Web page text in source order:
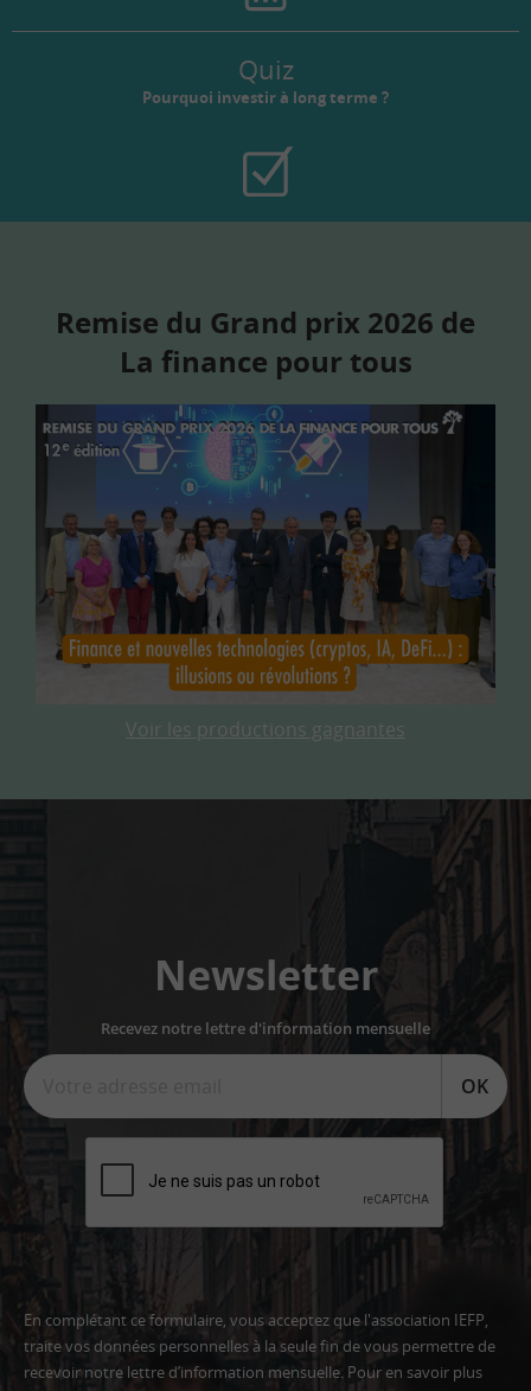
Quiz
Pourquoi investir à long terme ?
Remise du Grand prix 2026 de
La finance pour tous
Voir les productions gagnantes
Newsletter
Recevez notre lettre d'information mensuelle
OK
En complétant ce formulaire, vous acceptez que l'association IEFP,
traite vos données personnelles à la seule fin de vous permettre de
recevoir notre lettre d’information mensuelle. Pour en savoir plus